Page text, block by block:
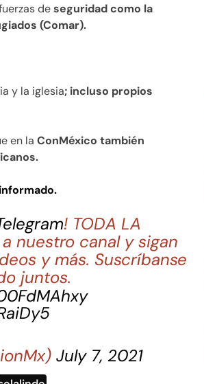
deseguridad como la
(Comar).
y la iglesia; incluso propios
en la ConMéxico también
! TODA LA
nuestro canal y sigan
y más. Suscríbanse
juntos.
July 7, 2021